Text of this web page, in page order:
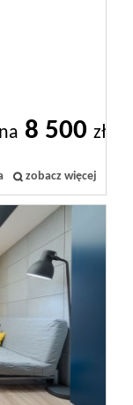
8 500 zł
zobacz więcej